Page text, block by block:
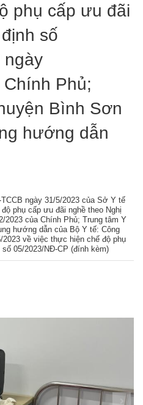
phụ cấp ưu đãi
số
ngày
Phủ;
Bình Sơn
hướng dẫn
ngày 31/5/2023 của Sở Y tế
phụ cấp ưu đãi nghề theo Nghị
2023 của Chính Phủ; Trung tâm Y
hướng dẫn của Bộ Y tế: Công
về việc thực hiện chế độ phụ
05/2023/NĐ-CP (đính kèm)